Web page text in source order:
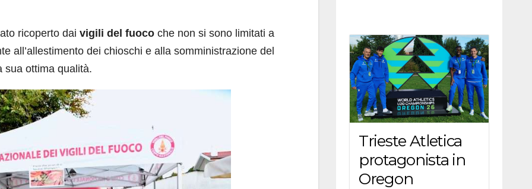
ricoperto dai vigili del fuoco che non si sono limitati a
all’allestimento dei chioschi e alla somministrazione del
sua ottima qualità.
Trieste Atletica
protagonista in
Oregon